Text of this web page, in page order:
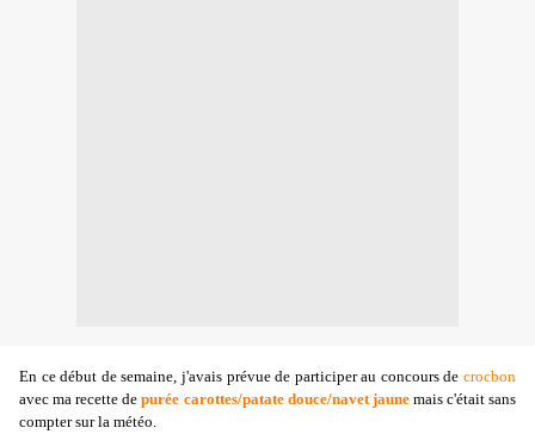
En ce début de semaine, j'avais prévue de participer au concours de crocbon
avec ma recette depurée carottes/patate douce/navet jaunemais c'était sans
compter sur la météo.